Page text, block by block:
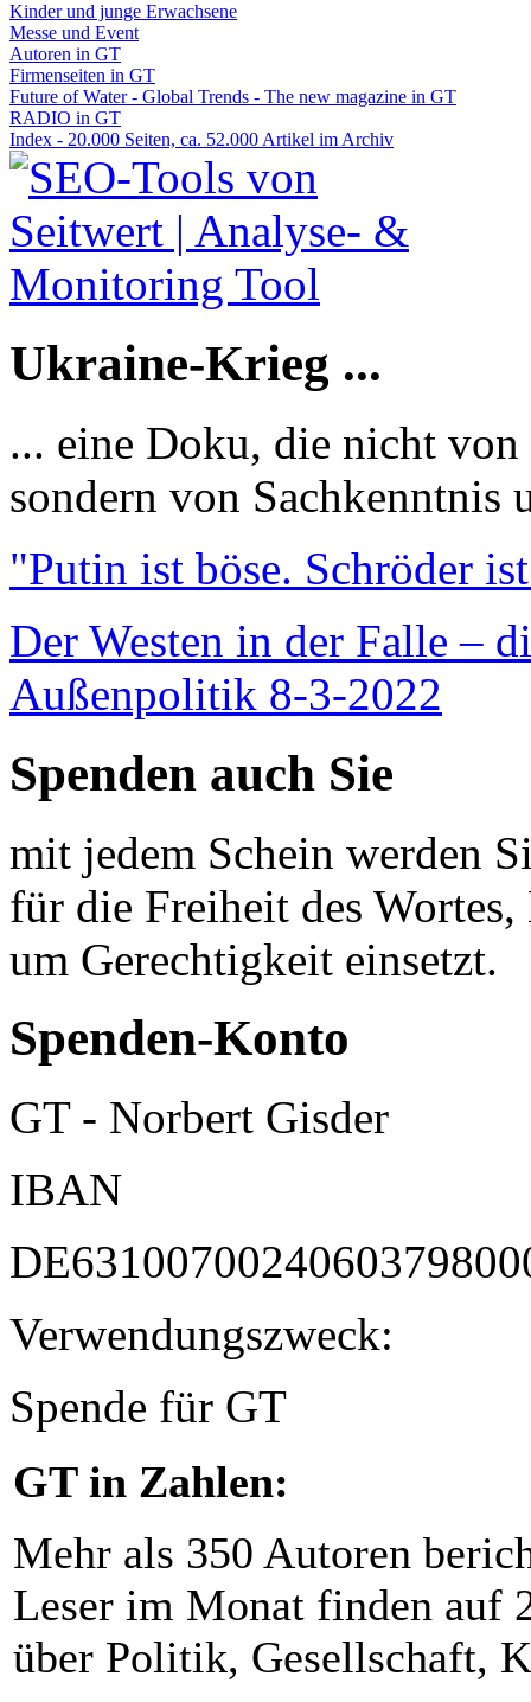
Kinder und junge Erwachsene
Messe und Event
Autoren in GT
Firmenseiten in GT
Future of Water - Global Trends - The new magazine in GT
RADIO in GT
Index - 20.000 Seiten, ca. 52.000 Artikel im Archiv
Ukraine-Krieg ...
... eine Doku, die nicht
sondern von Sachkenntnis
"Putin ist böse. Schröder
Der Westen in der Falle –
Außenpolitik 8-3-2022
Spenden auch Sie
mit jedem Schein werden
für die Freiheit des
um Gerechtigkeit einsetzt.
Spenden-Konto
GT - Norbert Gisder
IBAN
Verwendungszweck:
Spende für GT
GT in Zahlen:
Mehr als 350 Autoren
Leser im Monat finden auf
über Politik, Gesellschaft,